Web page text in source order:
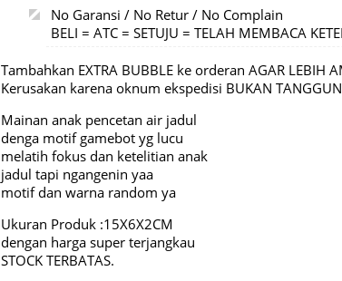
No Garansi / No Retur / No Complain
BELI = ATC = SETUJU = TELAH MEMBACA
Tambahkan EXTRA BUBBLE ke orderan AGAR LEBIH
Kerusakan karena oknum ekspedisi BUKAN
Mainan anak pencetan air jadul
denga motif gamebot yg lucu
melatih fokus dan ketelitian anak
jadul tapi ngangenin yaa
motif dan warna random ya
Ukuran Produk :15X6X2CM
dengan harga super terjangkau
STOCK TERBATAS.